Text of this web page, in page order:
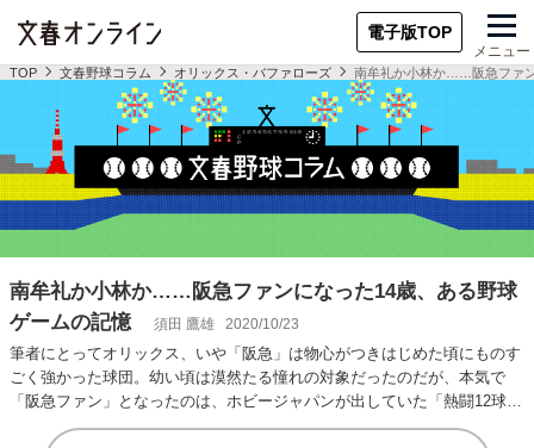
電子版TOP
メニュー
TOP 文春野球コラム オリックス・バファローズ 南牟礼か小林か……阪急ファ
南牟礼か小林か……阪急ファンになった14歳、ある野球
ゲームの記憶
須田 鷹雄 2020/10/23
筆者にとってオリックス、いや「阪急」は物心がつきはじめた頃にものす
ごく強かった球団。幼い頃は漠然たる憧れの対象だったのだが、本気で
「阪急ファン」となったのは、ホビージャパンが出していた「熱闘12球団
ペナントレース」…